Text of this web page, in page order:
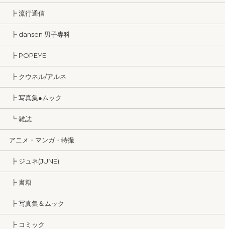
┣ 流行通信
┣ dansen 男子専科
┣ POPEYE
┣ クウネル/アルネ
┣ 写真集●ムック
┗ 雑誌
アニメ・マンガ・特撮
┣ ジュネ(JUNE)
┣ 書籍
┣ 写真集＆ムック
┣ コミック